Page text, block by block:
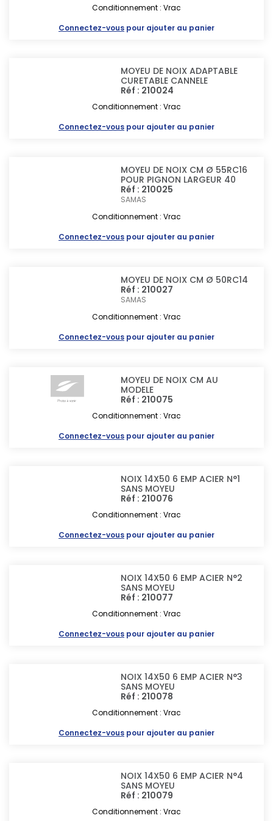
Conditionnement : Vrac
Connectez-vous pour ajouter au panier
MOYEU DE NOIX ADAPTABLE
CURETABLE CANNELE
Réf : 210024
Conditionnement : Vrac
Connectez-vous pour ajouter au panier
MOYEU DE NOIX CM Ø 55RC16
POUR PIGNON LARGEUR 40
Réf : 210025
SAMAS
Conditionnement : Vrac
Connectez-vous pour ajouter au panier
MOYEU DE NOIX CM Ø 50RC14
Réf : 210027
SAMAS
Conditionnement : Vrac
Connectez-vous pour ajouter au panier
MOYEU DE NOIX CM AU
MODELE
Réf : 210075
Conditionnement : Vrac
Connectez-vous pour ajouter au panier
NOIX 14X50 6 EMP ACIER N°1
SANS MOYEU
Réf : 210076
Conditionnement : Vrac
Connectez-vous pour ajouter au panier
NOIX 14X50 6 EMP ACIER N°2
SANS MOYEU
Réf : 210077
Conditionnement : Vrac
Connectez-vous pour ajouter au panier
NOIX 14X50 6 EMP ACIER N°3
SANS MOYEU
Réf : 210078
Conditionnement : Vrac
Connectez-vous pour ajouter au panier
NOIX 14X50 6 EMP ACIER N°4
SANS MOYEU
Réf : 210079
Conditionnement : Vrac